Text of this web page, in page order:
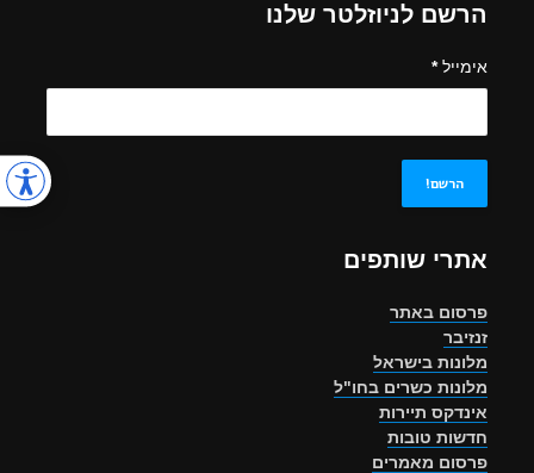
הרשם לניוזלטר שלנו
אימייל*
אתרי שותפים
פרסום באתר
זנזיבר
מלונות בישראל
מלונות כשרים בחו"ל
אינדקס תיירות
חדשות טובות
פרסום מאמרים